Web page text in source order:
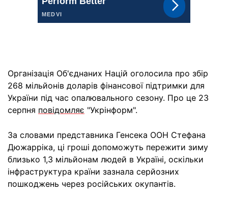
Організація Об'єднаних Націй оголосила про збір
268 мільйонів доларів фінансової підтримки для
України під час опалювального сезону. Про це 23
серпня повідомляє "Укрінформ".
За словами представника Генсека ООН Стефана
Дюжарріка, ці гроші допоможуть пережити зиму
близько 1,3 мільйонам людей в Україні, оскільки
інфраструктура країни зазнала серйозних
пошкоджень через російських окупантів.